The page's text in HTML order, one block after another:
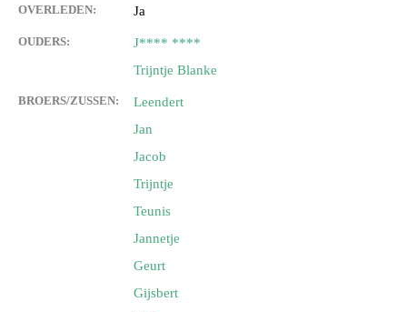
OVERLEDEN: Ja
OUDERS:
J**** ****
Trijntje Blanke
BROERS/ZUSSEN:
Leendert
Jan
Jacob
Trijntje
Teunis
Jannetje
Geurt
Gijsbert